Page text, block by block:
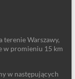
terenie Warszawy,
w promieniu 15 km
w następujących